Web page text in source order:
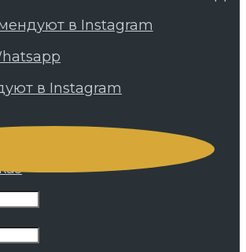
в Instagram
в Instagram